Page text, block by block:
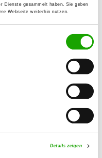
Dienste gesammelt haben. Sie geben
Webseite weiterhin nutzen.
Details zeigen
Details
Details